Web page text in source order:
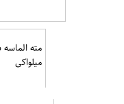
میلواکی